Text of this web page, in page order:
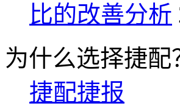
比的改善分析
为什么选择捷配
捷配捷报